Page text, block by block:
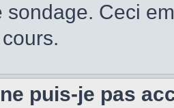
sondage. Ceci
puis-je pas